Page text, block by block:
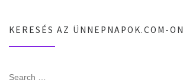
KERESÉS AZ ÜNNEPNAPOK.COM-ON
SEARCH